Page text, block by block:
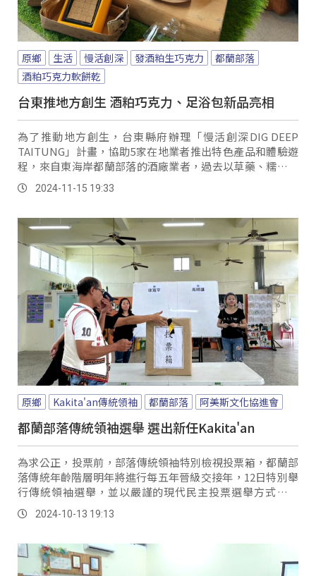
原鄉 生活 慢活創深 發酒粕生巧克力
都蘭部落
酒粕巧克力軟餅乾
台東推地方創生 酒粕巧克力、足浴包新品亮相
為了推動地方創生，台東縣府辦理「慢活創深DIG DEEP
TAITUNG」計畫，協助5家在地業者推出特色產品和體驗遊
程，來自東海岸都蘭部落的酒廠業者，過去以草藥、糯米等
阿美族古法釀酒聞名，這次更透過計畫，與屏東知名巧克力
品牌，聯名開發酒粕生巧克力和軟餅乾，除了使商品更多元
2024-11-15 19:33
原鄉 Kakita'an傳統領袖 都蘭部落 阿美斯文化協進會
都蘭部落傳統領袖選舉 選出新任Kakita'an
為求公正，投票前，部落傳統領袖特別檢視投票箱，都蘭部
落傳統年齡階層明年將進行每五年晉級交接年，12日特別舉
行傳統領袖選舉，並以嚴謹的現代民主投票選舉方式進行
投、開票。
2024-10-13 19:13